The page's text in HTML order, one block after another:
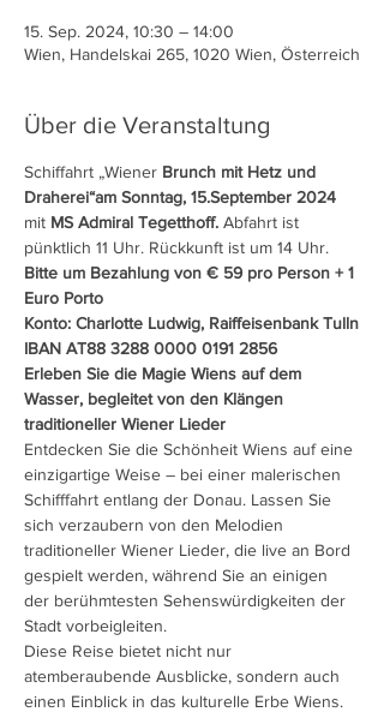
15. Sep. 2024, 10:30 – 14:00
Wien, Handelskai 265, 1020 Wien, Österreich
Über die Veranstaltung
Schiffahrt „Wiener Brunch mit Hetz und
Draherei“am Sonntag, 15.September 2024
mit MS Admiral Tegetthoff. Abfahrt ist
Bitte um Bezahlung von € 59 pro Person + 1
Euro Porto
Konto: Charlotte Ludwig, Raiffeisenbank Tulln
IBAN AT88 3288 0000 0191 2856
Erleben Sie die Magie Wiens auf dem
Wasser, begleitet von den Klängen
traditioneller Wiener Lieder
Entdecken Sie die Schönheit Wiens auf eine
einzigartige Weise – bei einer malerischen
Schifffahrt entlang der Donau. Lassen Sie
sich verzaubern von den Melodien
traditioneller Wiener Lieder, die live an Bord
gespielt werden, während Sie an einigen
der berühmtesten Sehenswürdigkeiten der
Stadt vorbeigleiten.
Diese Reise bietet nicht nur
atemberaubende Ausblicke, sondern auch
einen Einblick in das kulturelle Erbe Wiens.